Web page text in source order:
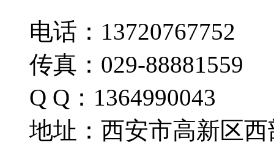
电话：13720767752
传真：029-88881559
Q Q：1364990043
地址：西安市高新区西